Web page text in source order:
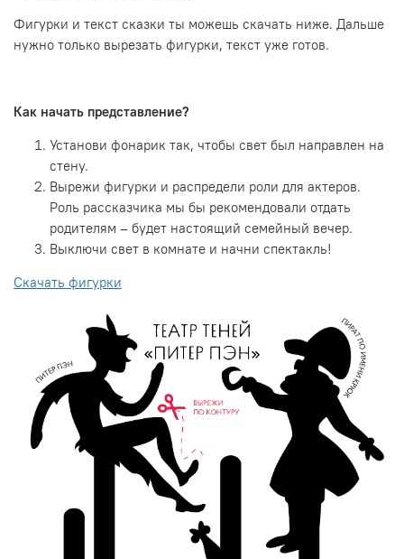
Фигурки и текст сказки ты можешь скачать ниже. Дальше
нужно только вырезать фигурки, текст уже готов.
Как начать представление?
Установи фонарик так, чтобы свет был направлен на
стену.
Вырежи фигурки и распредели роли для актеров.
Роль рассказчика мы бы рекомендовали отдать
родителям – будет настоящий семейный вечер.
Выключи свет в комнате и начни спектакль!
Скачать фигурки